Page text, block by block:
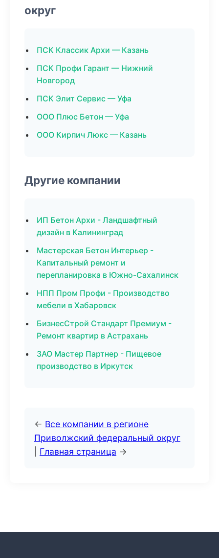
округ
ПСК Классик Архи — Казань
ПСК Профи Гарант — Нижний
Новгород
ПСК Элит Сервис — Уфа
ООО Плюс Бетон — Уфа
ООО Кирпич Люкс — Казань
Другие компании
ИП Бетон Архи - Ландшафтный
дизайн в Калининград
Мастерская Бетон Интерьер -
Капитальный ремонт и
перепланировка в Южно-Сахалинск
НПП Пром Профи - Производство
мебели в Хабаровск
БизнесСтрой Стандарт Премиум -
Ремонт квартир в Астрахань
ЗАО Мастер Партнер - Пищевое
производство в Иркутск
← Все компании в регионе
Приволжский федеральный округ
Главная страница →